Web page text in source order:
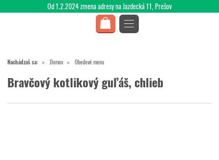
Nachádzaš sa: Domov Obedové menu
Bravčový kotlikový guľáš, chlieb
Od 1.2.2024 zmena adresy na Jazdecká 11, Prešov